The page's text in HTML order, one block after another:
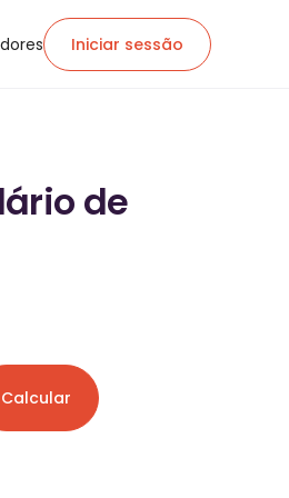
Iniciar sessão
de
Calcular